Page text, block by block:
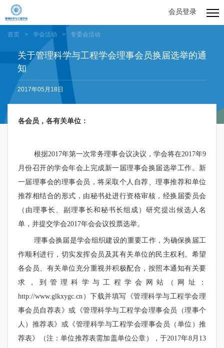
会员登录
首页 > 学会活动 > 专委会活动
关于管理科学与工程学会理事会员换届选举的通
知
2017年05月18日
各会员，各有关单位：
根据2017年第一次常务理事会议决议，学会将在2017年9
月份召开的学会年会上完成新一届理事会换届选举工作。新
一届理事会的理事会员，将采取个人自荐、理事推荐和单位
推荐相结合的形式，由秘书处进行资格审核，经换届委员会
（由理事长、副理事长和秘书长组成）研究提出候选人名
单，并提交学会2017年会会议投票选举。
理事会换届是学会组织建设的重要工作，为确保换届工
作顺利进行，切实发挥会员及其有关单位的民主权利。希望
各会员、有关单位充分重视并积极配合，按照本通知有关要
求，到管理科学与工程学会网站（网址：
http://www.glkxygc.cn）下载并填写《管理科学与工程学会理
事会员自荐表》或《管理科学与工程学会理事会员（理事个
人）推荐表》或《管理科学与工程学会理事会员（单位）推
荐表》（注：单位推荐表需加盖单位公章），于2017年8月13